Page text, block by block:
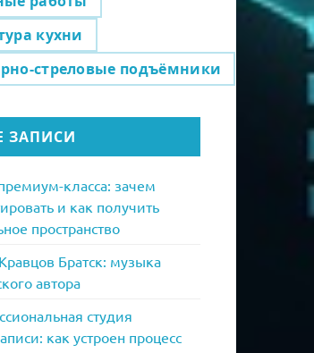
кухни
стреловые подъёмники
ЗАПИСИ
класса: зачем
и как получить
пространство
Братск: музыка
автора
студия
как устроен процесс